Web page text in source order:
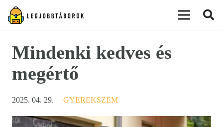
Mindenki kedves és
megértő
2025. 04. 29. GYEREKSZEM